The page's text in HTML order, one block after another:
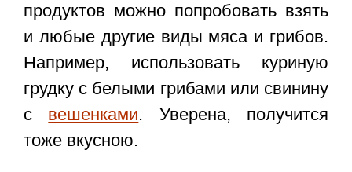
продуктов можно попробовать взять
и любые другие виды мяса и грибов.
Например, использовать куриную
грудку с белыми грибами или свинину
с вешенками. Уверена, получится
тоже вкусною.